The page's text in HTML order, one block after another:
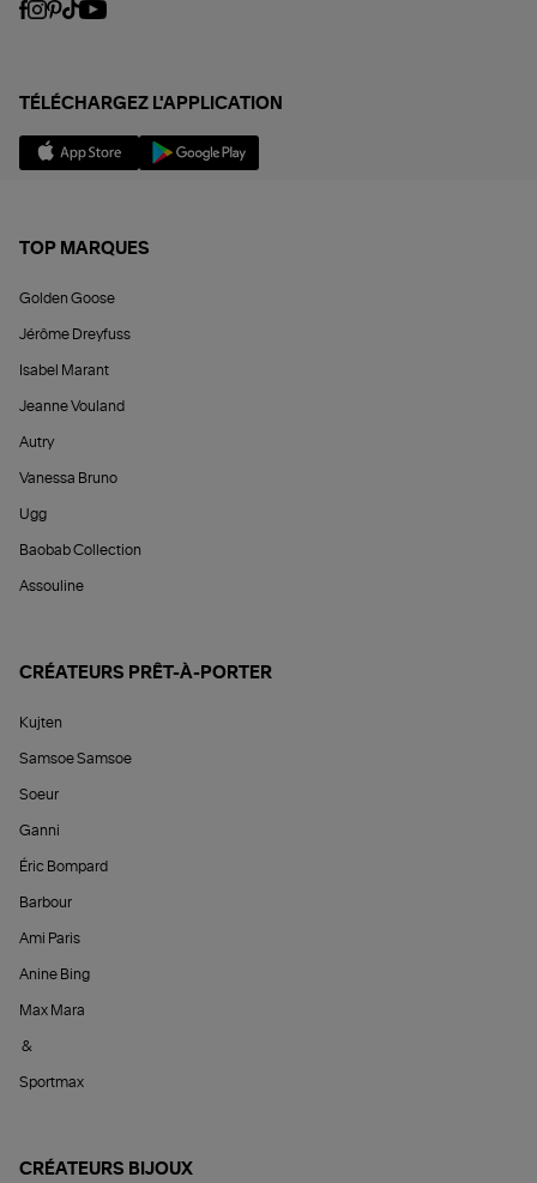
TÉLÉCHARGEZ L'APPLICATION
TOP MARQUES
Golden Goose
Jérôme Dreyfuss
Isabel Marant
Jeanne Vouland
Autry
Vanessa Bruno
Ugg
Baobab Collection
Assouline
CRÉATEURS PRÊT-À-PORTER
Kujten
Samsoe Samsoe
Soeur
Ganni
Éric Bompard
Barbour
Ami Paris
Anine Bing
Max Mara
&
Sportmax
CRÉATEURS BIJOUX